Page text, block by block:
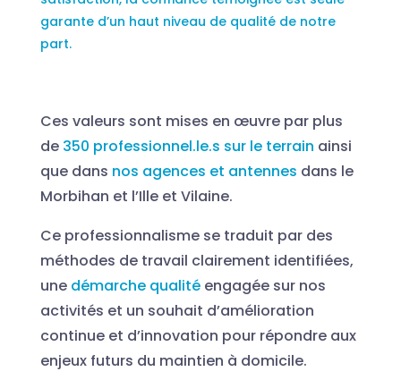
garante d’un haut niveau de qualité de notre
part.
Ces valeurs sont mises en œuvre par plus
de 350 professionnel.le.s sur le terrain ainsi
que dans nos agences et antennes dans le
Morbihan et l’Ille et Vilaine.
Ce professionnalisme se traduit par des
méthodes de travail clairement identifiées,
une démarche qualitéengagée sur nos
activités et un souhait d’amélioration
continue et d’innovation pour répondre aux
enjeux futurs du maintien à domicile.